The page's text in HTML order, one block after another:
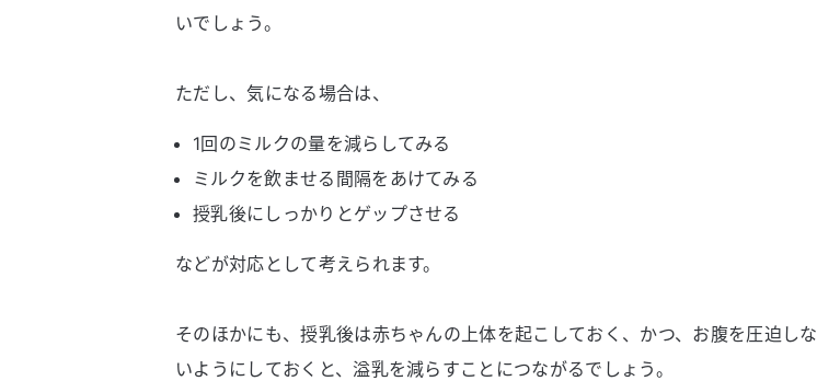
いでしょう。
ただし、気になる場合は、
1回のミルクの量を減らしてみる
ミルクを飲ませる間隔をあけてみる
授乳後にしっかりとゲップさせる
などが対応として考えられます。
そのほかにも、授乳後は赤ちゃんの上体を起こしておく、かつ、お腹を圧迫しな
いようにしておくと、溢乳を減らすことにつながるでしょう。